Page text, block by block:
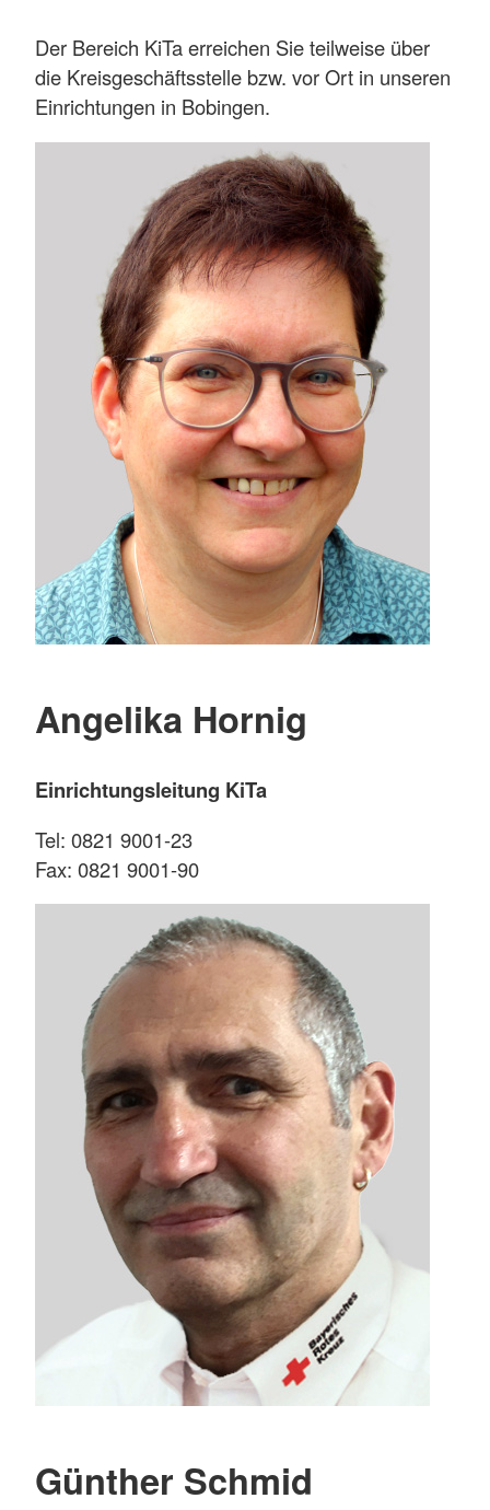
Der Bereich KiTa erreichen Sie teilweise über
die Kreisgeschäftsstelle bzw. vor Ort in unseren
Einrichtungen in Bobingen.
Angelika Hornig
Einrichtungsleitung KiTa
Tel: 0821 9001-23
Fax: 0821 9001-90
Günther Schmid